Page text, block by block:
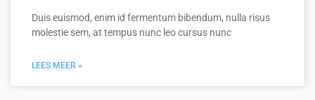
Duis euismod, enim id fermentum bibendum, nulla risus
molestie sem, at tempus nunc leo cursus nunc
LEES MEER »